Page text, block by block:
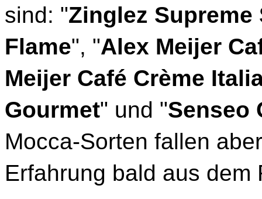
sind: "Zinglez Supreme
Flame", "Alex Meijer
Meijer Café Crème
Gourmet" und "Senseo
Mocca-Sorten fallen
Erfahrung bald aus dem